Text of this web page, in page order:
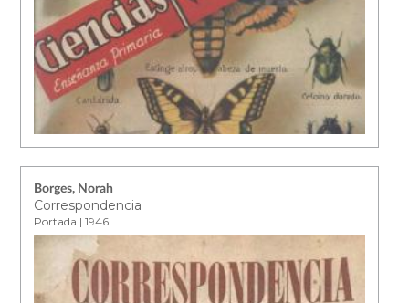
Borges, Norah
Correspondencia
Portada | 1946